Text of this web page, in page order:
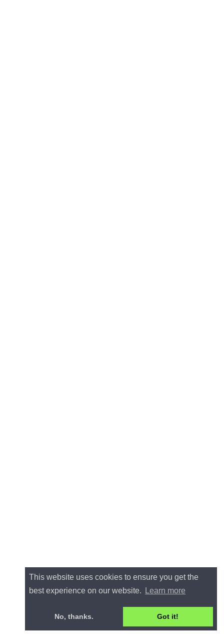
This website uses cookies to ensure you get the
best experience on our website.
Learn more
No, thanks. Got it!